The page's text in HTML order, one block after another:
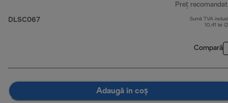
DLSC067
Preț recomandat
Sumă TVA
10,41 lei
Compară
Adaugă în coș